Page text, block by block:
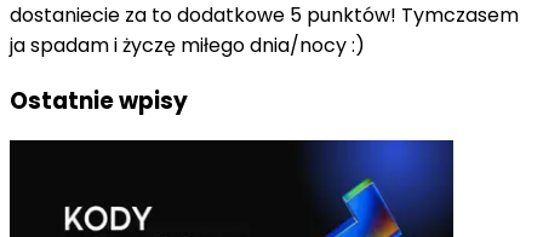
dostaniecie za to dodatkowe 5 punktów! Tymczasem
ja spadam i życzę miłego dnia/nocy :)
Ostatnie wpisy